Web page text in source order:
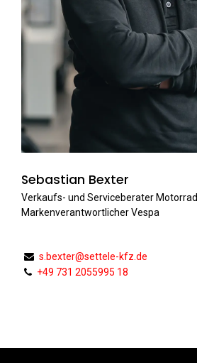
Sebastian Bexter
Verkaufs- und Serviceberater Motorrad
Markenverantwortlicher Vespa
s.bexter@settele-kfz.de
+49 731 2055995 18